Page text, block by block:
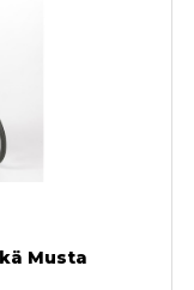
Musta